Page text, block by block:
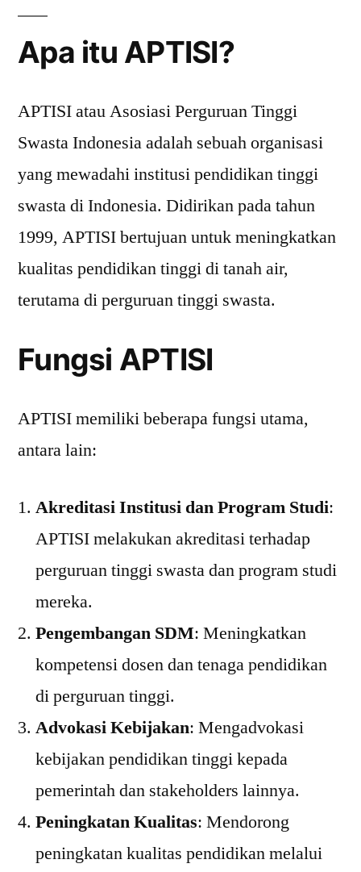
Apa itu APTISI?
APTISI atau Asosiasi Perguruan Tinggi
Swasta Indonesia adalah sebuah organisasi
yang mewadahi institusi pendidikan tinggi
swasta di Indonesia. Didirikan pada tahun
1999, APTISI bertujuan untuk meningkatkan
kualitas pendidikan tinggi di tanah air,
terutama di perguruan tinggi swasta.
Fungsi APTISI
APTISI memiliki beberapa fungsi utama,
antara lain:
Akreditasi Institusi dan Program Studi:
APTISI melakukan akreditasi terhadap
perguruan tinggi swasta dan program studi
mereka.
Pengembangan SDM: Meningkatkan
kompetensi dosen dan tenaga pendidikan
di perguruan tinggi.
Advokasi Kebijakan: Mengadvokasi
kebijakan pendidikan tinggi kepada
pemerintah dan stakeholders lainnya.
Peningkatan Kualitas: Mendorong
peningkatan kualitas pendidikan melalui